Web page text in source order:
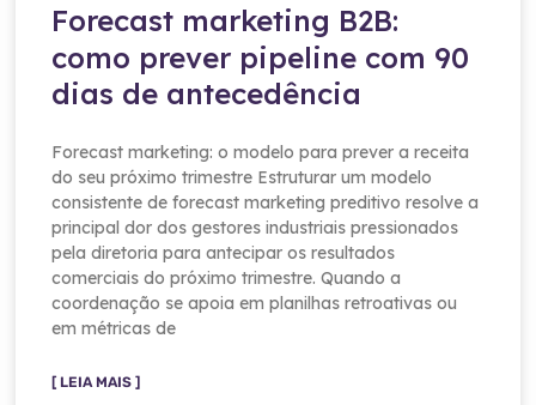
Forecast marketing B2B:
como prever pipeline com 90
dias de antecedência
Forecast marketing: o modelo para prever a receita
do seu próximo trimestre Estruturar um modelo
consistente de forecast marketing preditivo resolve a
principal dor dos gestores industriais pressionados
pela diretoria para antecipar os resultados
comerciais do próximo trimestre. Quando a
coordenação se apoia em planilhas retroativas ou
em métricas de
[ LEIA MAIS ]